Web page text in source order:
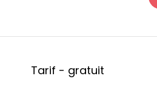
Tarif - gratuit